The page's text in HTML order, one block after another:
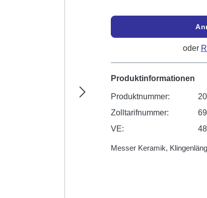
oder
Produktinformationen
Produktnummer:
Zolltarifnummer:
VE:
Messer Keramik,